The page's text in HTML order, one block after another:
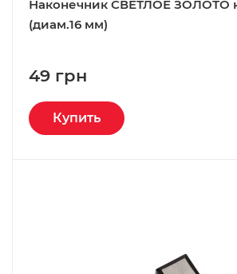
Наконечник СВЕТЛОЕ ЗОЛОТО
(диам.16 мм)
49 грн
Купить